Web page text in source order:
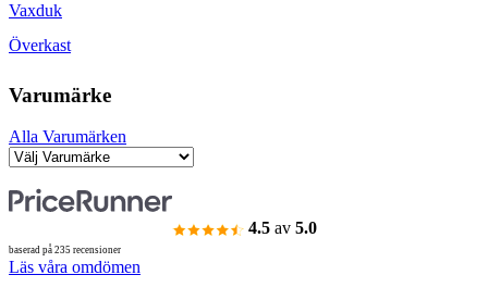
Vaxduk
Överkast
Varumärke
Alla Varumärken
4.5 av 5.0
baserad på 235 recensioner
Läs våra omdömen